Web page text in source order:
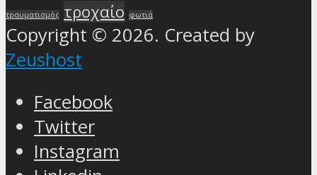
τραυματισμός τροχαίο φωτιά
Copyright © 2026. Created by
Zeushost
Facebook
Twitter
Instagram